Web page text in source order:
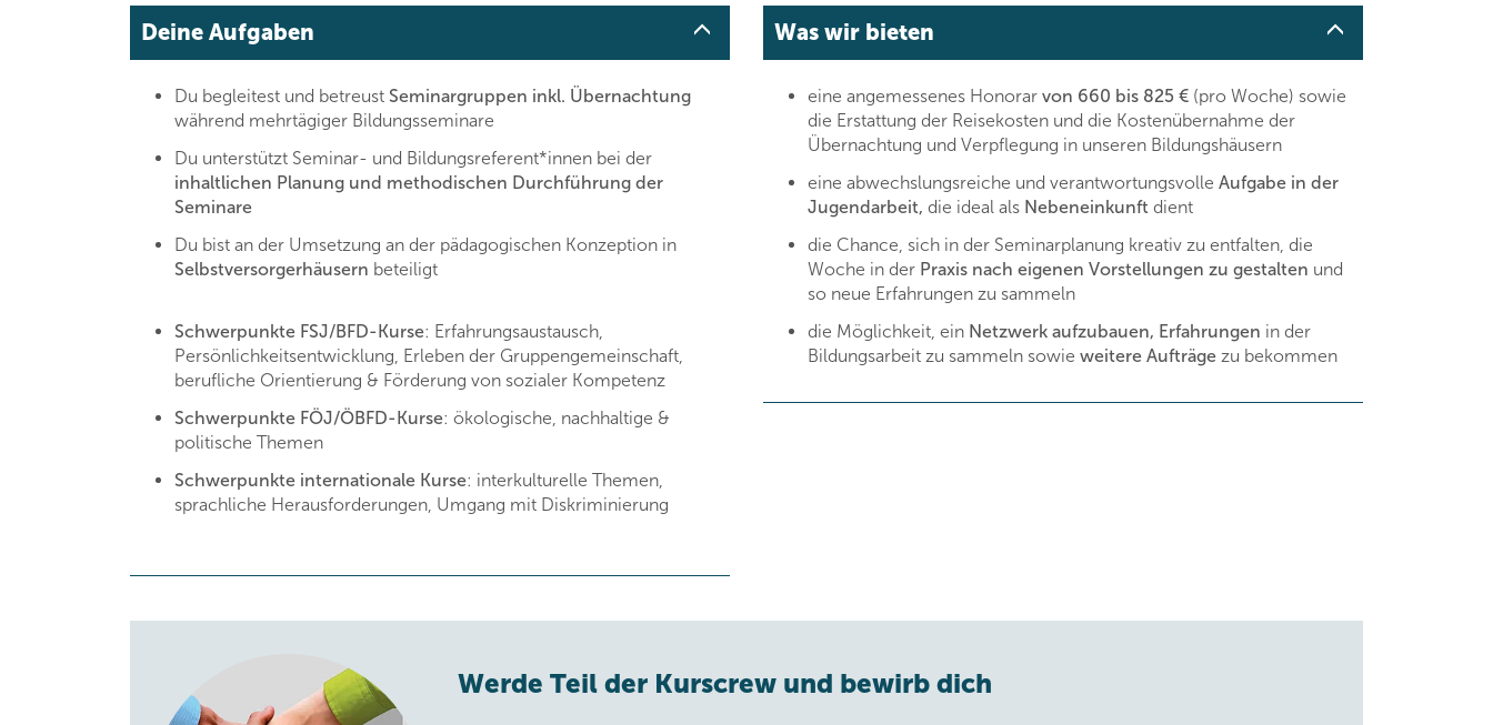
Deine Aufgaben
Du begleitest und betreust Seminargruppen inkl. Übernachtung
während mehrtägiger Bildungsseminare
Du unterstützt Seminar- und Bildungsreferent*innen bei der
inhaltlichen Planung und methodischen Durchführung der
Seminare
Du bist an der Umsetzung an der pädagogischen Konzeption in
Selbstversorgerhäusern beteiligt
Schwerpunkte FSJ/BFD-Kurse: Erfahrungsaustausch,
Persönlichkeitsentwicklung, Erleben der Gruppengemeinschaft,
berufliche Orientierung & Förderung von sozialer Kompetenz
Schwerpunkte FÖJ/ÖBFD-Kurse: ökologische, nachhaltige &
politische Themen
Schwerpunkte internationale Kurse: interkulturelle Themen,
sprachliche Herausforderungen, Umgang mit Diskriminierung
Was wir bieten
eine angemessenes Honorar von 660 bis 825 € (pro Woche) sowie
die Erstattung der Reisekosten und die Kostenübernahme der
Übernachtung und Verpflegung in unseren Bildungshäusern
eine abwechslungsreiche und verantwortungsvolle Aufgabe in der
Jugendarbeit, die ideal als Nebeneinkunft dient
die Chance, sich in der Seminarplanung kreativ zu entfalten, die
Woche in der Praxis nach eigenen Vorstellungen zu gestalten und
so neue Erfahrungen zu sammeln
die Möglichkeit, ein Netzwerk aufzubauen, Erfahrungen in der
Bildungsarbeit zu sammeln sowie weitere Aufträge zu bekommen
Werde Teil der Kurscrew und bewirb dich